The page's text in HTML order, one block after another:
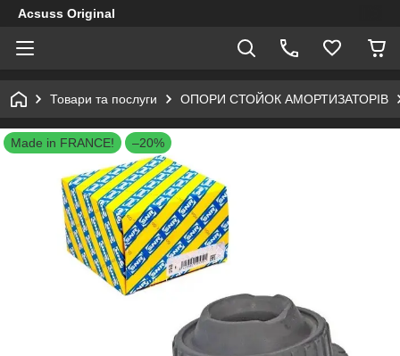
Acsuss Original
Товари та послуги ОПОРИ СТОЙОК АМОРТИЗАТОРІВ
Made in FRANCE! –20%